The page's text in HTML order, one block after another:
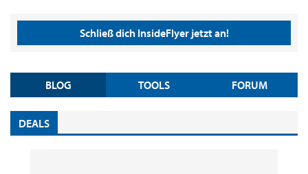
Schließ dich InsideFlyer jetzt an!
BLOG TOOLS FORUM
DEALS